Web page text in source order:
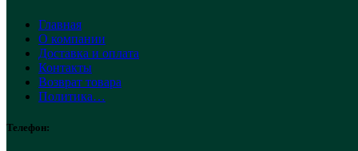
Главная
О компании
Доставка и оплата
Контакты
Возврат товара
Политика…
Телефон: